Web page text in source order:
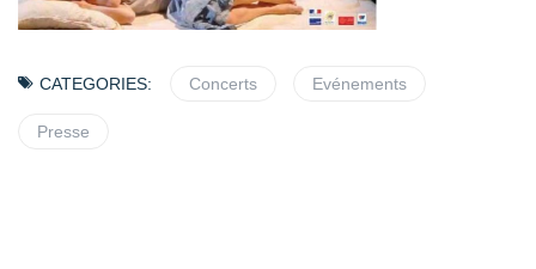
CATEGORIES: Concerts Evénements
Presse